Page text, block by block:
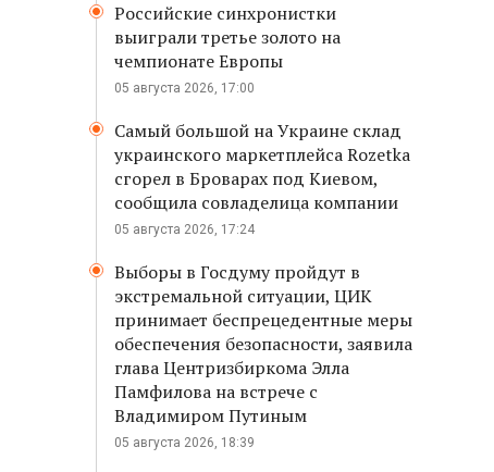
Российские синхронистки
выиграли третье золото на
чемпионате Европы
05 августа 2026, 17:00
Самый большой на Украине склад
украинского маркетплейса Rozetka
сгорел в Броварах под Киевом,
сообщила совладелица компании
05 августа 2026, 17:24
Выборы в Госдуму пройдут в
экстремальной ситуации, ЦИК
принимает беспрецедентные меры
обеспечения безопасности, заявила
глава Центризбиркома Элла
Памфилова на встрече с
Владимиром Путиным
05 августа 2026, 18:39